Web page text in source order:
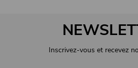
Inscrivez-vous et recevez